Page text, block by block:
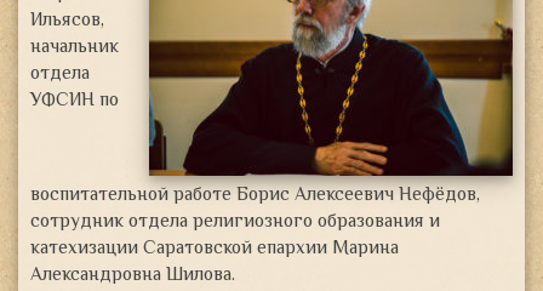
Ильясов,
начальник
отдела
УФСИН по
воспитательной работе Борис Алексеевич Нефёдов,
сотрудник отдела религиозного образования и
катехизации Саратовской епархии Марина
Александровна Шилова.